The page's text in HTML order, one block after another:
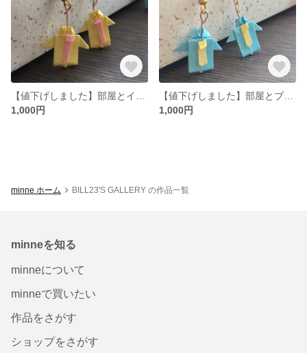
1,000円
1,000円
minne ホーム BILL23'S GALLERY の作品一覧
minneを知る
minneについて
minneで買いたい
作品をさがす
ショップをさがす